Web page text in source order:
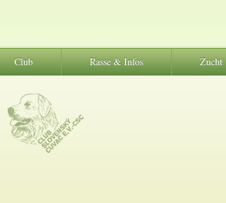
Club Rasse & Infos Zucht